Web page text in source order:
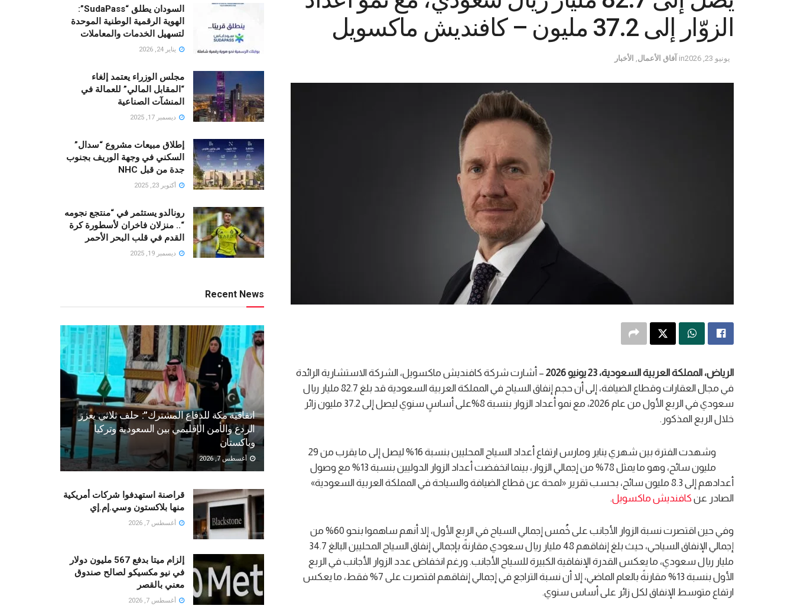
الزوّار إلى 37.2 مليون – كافنديش ماكسويل
يونيو 23, 2026 in آفاق الأعمال الأخبار
الرياض، المملكة العربية السعودية، 23 يونيو 2026
– أشارت شركة كافنديش ماكسويل، الشركة الاستشارية الرائدة
في مجال العقارات وقطاع الضيافة، إلى أن حجم إنفاق السياح في المملكة العربية السعودية قد بلغ 82.7 مليار ريال
سعودي في الربع الأول من عام 2026، مع نمو أعداد الزوار بنسبة 8%على أساسٍ سنوي ليصل إلى 37.2 مليون زائر
خلال الربع المذكور.
وشهدت الفترة بين شهري يناير ومارس ارتفاع أعداد السياح المحليين بنسبة 16% ليصل إلى ما يقرب من 29
مليون سائح، وهو ما يمثل 78% من إجمالي الزوار، بينما انخفضت أعداد الزوار الدوليين بنسبة 13% مع وصول
أعدادهم إلى 8.3 مليون سائح، بحسب تقرير «لمحة عن قطاع الضيافة والسياحة في المملكة العربية السعودية»
الصادر عن كافنديش ماكسويل.
وفي حين اقتصرت نسبة الزوار الأجانب على خُمس إجمالي السياح في الربع الأول، إلا أنهم ساهموا بنحو 60% من
إجمالي الإنفاق السياحي، حيث بلغ إنفاقهم 48 مليار ريال سعودي مقارنةً بإجمالي إنفاق السياح المحليين البالغ 34.7
مليار ريال سعودي، ما يعكس القدرة الإنفاقية الكبيرة للسياح الأجانب. ورغم انخفاض عدد الزوار الأجانب في الربع
الأول بنسبة 13% مقارنةً بالعام الماضي، إلا أن نسبة التراجع في إجمالي إنفاقهم اقتصرت على 7% فقط، ما يعكس
ارتفاع متوسط الإنفاق لكل زائر على أساس سنوي.
السودان يطلق “SudaPass”:
الهوية الرقمية الوطنية الموحدة
لتسهيل الخدمات والمعاملات
يناير 24, 2026
مجلس الوزراء يعتمد إلغاء
“المقابل المالي” للعمالة في
المنشآت الصناعية
ديسمبر 17, 2025
إطلاق مبيعات مشروع “سدال”
السكني في وجهة الوريف بجنوب
جدة من قبل NHC
أكتوبر 23, 2025
رونالدو يستثمر في “منتجع نجومه
“.. منزلان فاخران لأسطورة كرة
القدم في قلب البحر الأحمر
ديسمبر 19, 2025
Recent News
اتفاقية مكة للدفاع المشترك”: حلف ثلاثي يعزز
الردع والأمن الإقليمي بين السعودية وتركيا
وباكستان
أغسطس 7, 2026
قراصنة استهدفوا شركات أمريكية
منها بلاكستون وسي.إم.إي
أغسطس 7, 2026
إلزام ميتا بدفع 567 مليون دولار
في نيو مكسيكو لصالح صندوق
معني بالقصر
أغسطس 7, 2026